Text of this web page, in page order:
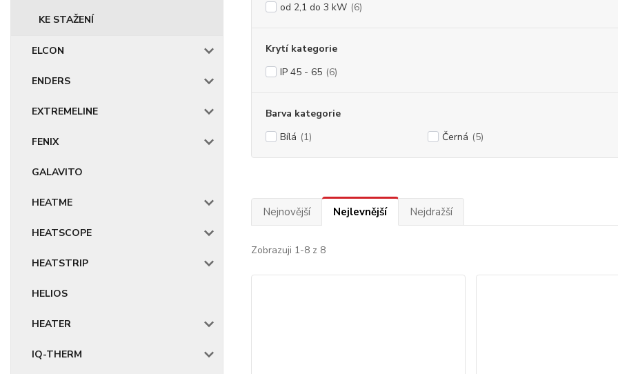
KE STAŽENÍ
ELCON
ENDERS
EXTREMELINE
FENIX
GALAVITO
HEATME
HEATSCOPE
HEATSTRIP
HELIOS
HEATER
IQ-THERM
od 2,1 do 3 kW (6)
Krytí kategorie
IP 45 - 65 (6)
Barva kategorie
Bílá (1) Černá (5)
Nejnovější Nejlevnější Nejdražší
Zobrazuji 1-8 z 8